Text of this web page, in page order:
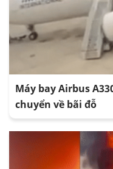
Máy bay Airbus
chuyển về bãi đỗ